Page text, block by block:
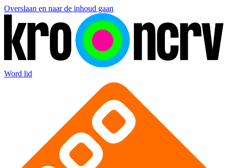
Overslaan en naar de inhoud gaan
Word lid